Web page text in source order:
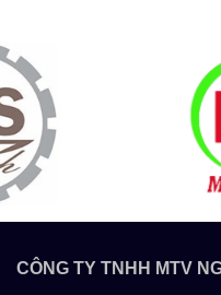
CÔNG TY TNHH MTV